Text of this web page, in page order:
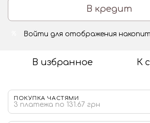
В кредит
Войти для отображения
В избранное К
ПОКУПКА ЧАСТЯМИ
3 платежа по 131.67 грн